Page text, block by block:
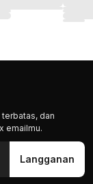
dan
emailmu.
Langganan